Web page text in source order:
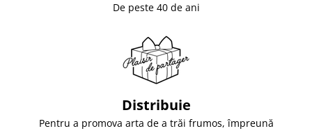
De peste 40 de ani
Distribuie
Pentru a promova arta de a trăi frumos, împreună